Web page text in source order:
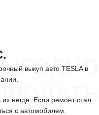
выкуп авто TESLA в
негде. Если ремонт стал
с автомобилем.